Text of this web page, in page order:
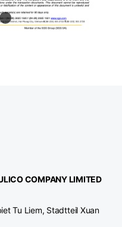
COMPANY LIMITED
Tu Liem, Stadtteil Xuan